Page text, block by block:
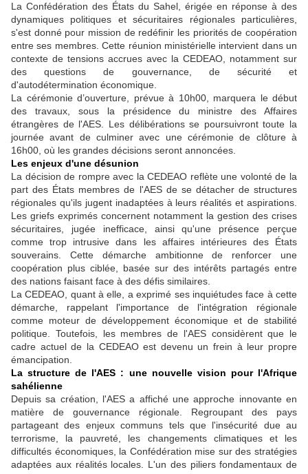
La Confédération des États du Sahel, érigée en réponse à des
dynamiques politiques et sécuritaires régionales particulières,
s'est donné pour mission de redéfinir les priorités de coopération
entre ses membres. Cette réunion ministérielle intervient dans un
contexte de tensions accrues avec la CEDEAO, notamment sur
des questions de gouvernance, de sécurité et
d'autodétermination économique.
La cérémonie d’ouverture, prévue à 10h00, marquera le début
des travaux, sous la présidence du ministre des Affaires
étrangères de l'AES. Les délibérations se poursuivront toute la
journée avant de culminer avec une cérémonie de clôture à
16h00, où les grandes décisions seront annoncées.
Les enjeux d'une désunion
La décision de rompre avec la CEDEAO reflète une volonté de la
part des États membres de l'AES de se détacher de structures
régionales qu'ils jugent inadaptées à leurs réalités et aspirations.
Les griefs exprimés concernent notamment la gestion des crises
sécuritaires, jugée inefficace, ainsi qu'une présence perçue
comme trop intrusive dans les affaires intérieures des États
souverains. Cette démarche ambitionne de renforcer une
coopération plus ciblée, basée sur des intérêts partagés entre
des nations faisant face à des défis similaires.
La CEDEAO, quant à elle, a exprimé ses inquiétudes face à cette
démarche, rappelant l'importance de l'intégration régionale
comme moteur de développement économique et de stabilité
politique. Toutefois, les membres de l'AES considèrent que le
cadre actuel de la CEDEAO est devenu un frein à leur propre
émancipation.
La structure de l'AES : une nouvelle vision pour l'Afrique
sahélienne
Depuis sa création, l'AES a affiché une approche innovante en
matière de gouvernance régionale. Regroupant des pays
partageant des enjeux communs tels que l'insécurité due au
terrorisme, la pauvreté, les changements climatiques et les
difficultés économiques, la Confédération mise sur des stratégies
adaptées aux réalités locales. L'un des piliers fondamentaux de